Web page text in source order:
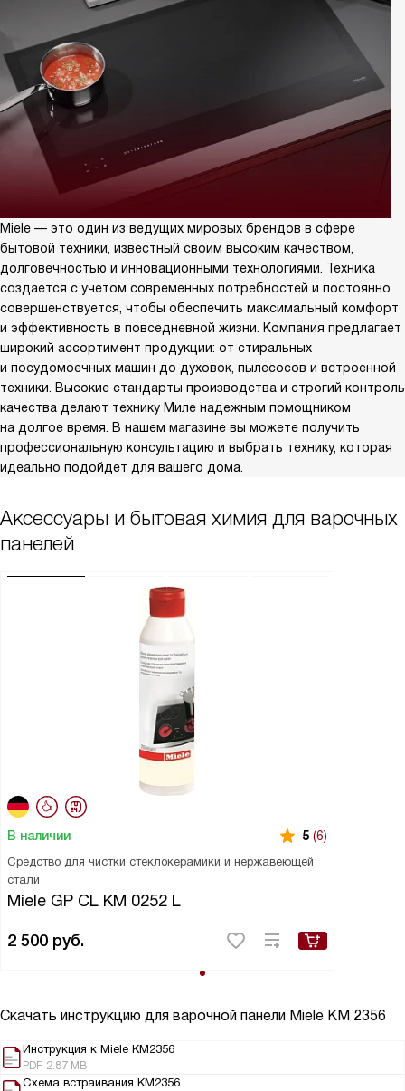
Miele — это один из ведущих мировых брендов в сфере
бытовой техники, известный своим высоким качеством,
долговечностью и инновационными технологиями. Техника
создается с учетом современных потребностей и постоянно
совершенствуется, чтобы обеспечить максимальный комфорт
и эффективность в повседневной жизни. Компания предлагает
широкий ассортимент продукции: от стиральных
и посудомоечных машин до духовок, пылесосов и встроенной
техники. Высокие стандарты производства и строгий контроль
качества делают технику Миле надежным помощником
на долгое время. В нашем магазине вы можете получить
профессиональную консультацию и выбрать технику, которая
идеально подойдет для вашего дома.
Аксессуары и бытовая химия для варочных
панелей
В наличии 5 (6)
Средство для чистки стеклокерамики и нержавеющей
стали
Miele GP CL KM 0252 L
2 500 руб.
Скачать инструкцию для варочной панели Miele KM 2356
Инструкция к Miele KM2356
PDF, 2.87 MB
Схема встраивания KM2356